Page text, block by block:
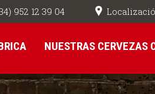
952 12 39 04
NUESTRAS CERVEZAS